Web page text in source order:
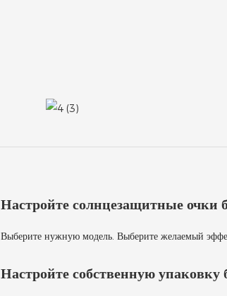
Настройте солнцезащитные очки
Выберите нужную модель. Выберите желаемый
Настройте собственную упаковку